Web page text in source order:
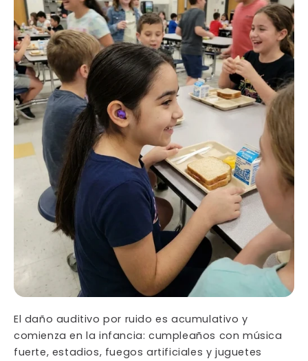
El daño auditivo por ruido es acumulativo y
comienza en la infancia: cumpleaños con música
fuerte, estadios, fuegos artificiales y juguetes